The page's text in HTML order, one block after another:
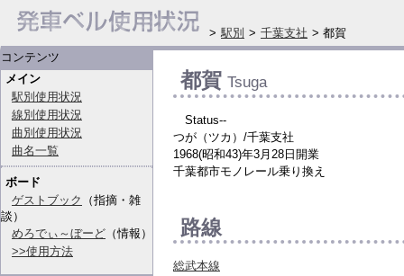
コンテンツ
メイン
駅別使用状況
線別使用状況
曲別使用状況
曲名一覧
ボード
ゲストブック
（指摘・雑
談）
めろでぃ～ぼーど （情報）
>>使用方法
都賀 Tsuga
Status--
つが（ツカ）/千葉支社
1968(昭和43)年3月28日開業
千葉都市モノレール乗り換え
路線
総武本線
> 駅別 > 千葉支社 > 都賀